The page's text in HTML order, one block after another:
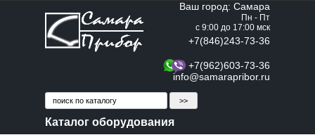
Ваш город: Самара
Пн - Пт
с 9:00 до 17:00 мск
+7(846)243-73-36
+7(962)603-73-36
info@samarapribor.ru
Каталог оборудования